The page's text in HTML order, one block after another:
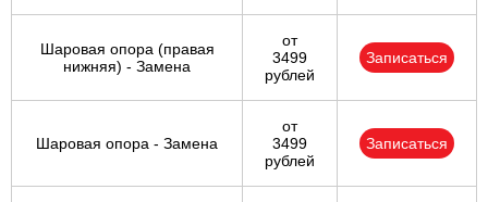
Шаровая опора (правая
нижняя) - Замена
от
3499
рублей
Записаться
Шаровая опора - Замена
от
3499
рублей
Записаться